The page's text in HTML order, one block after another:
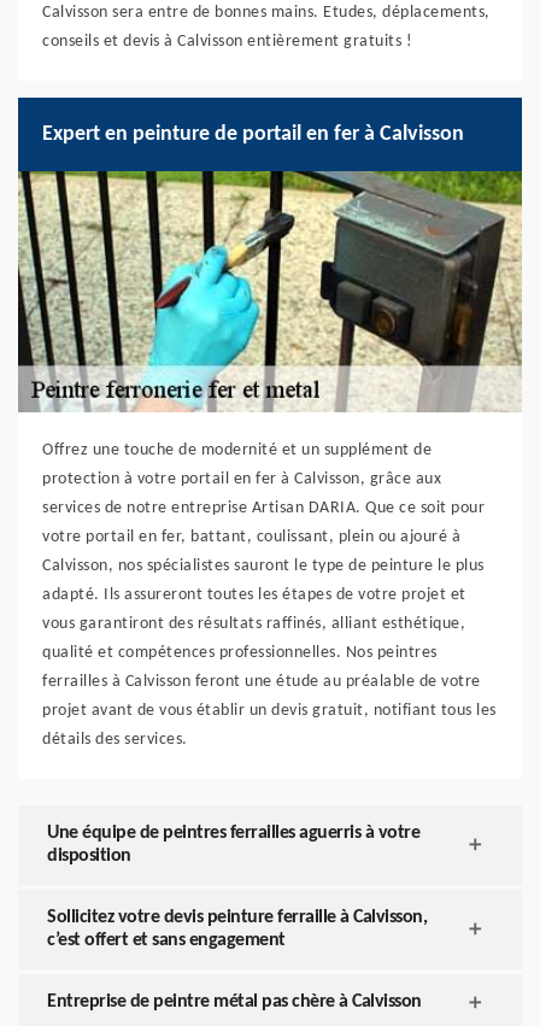
Calvisson sera entre de bonnes mains. Etudes, déplacements,
conseils et devis à Calvisson entièrement gratuits !
Expert en peinture de portail en fer à Calvisson
Offrez une touche de modernité et un supplément de
protection à votre portail en fer à Calvisson, grâce aux
services de notre entreprise Artisan DARIA. Que ce soit pour
votre portail en fer, battant, coulissant, plein ou ajouré à
Calvisson, nos spécialistes sauront le type de peinture le plus
adapté. Ils assureront toutes les étapes de votre projet et
vous garantiront des résultats raffinés, alliant esthétique,
qualité et compétences professionnelles. Nos peintres
ferrailles à Calvisson feront une étude au préalable de votre
projet avant de vous établir un devis gratuit, notifiant tous les
détails des services.
Une équipe de peintres ferrailles aguerris à votre
disposition
Sollicitez votre devis peinture ferraille à Calvisson,
c’est offert et sans engagement
Entreprise de peintre métal pas chère à Calvisson